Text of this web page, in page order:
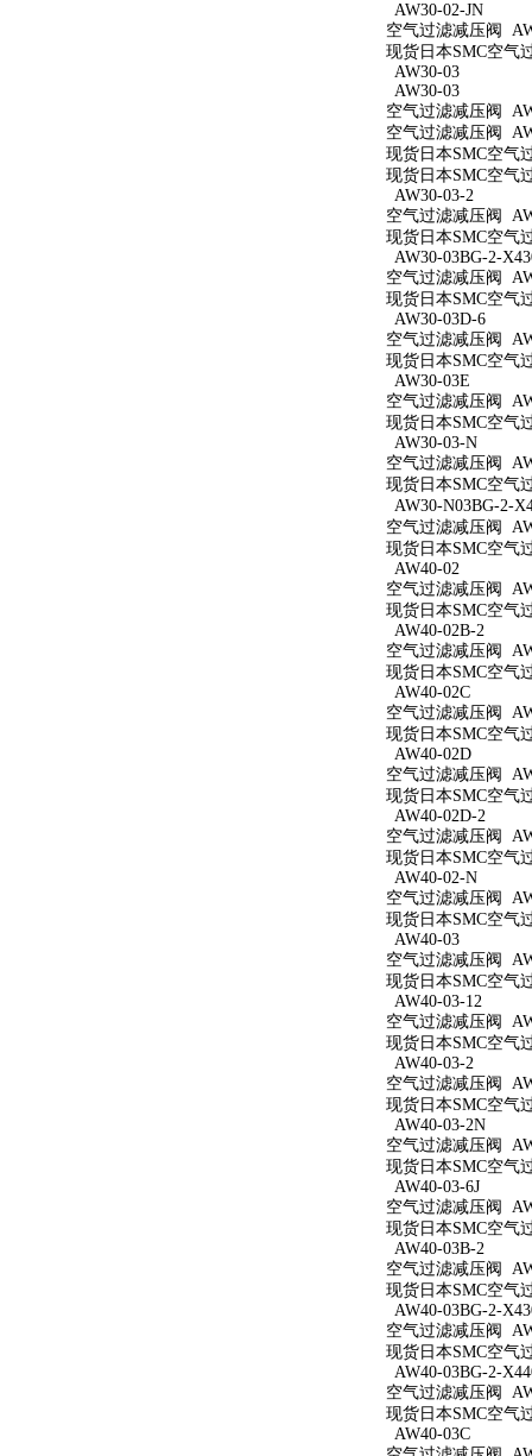
AW30-02-JN
空气过滤减压阀
现货日本SMC空气
AW30-03
AW30-03
空气过滤减压阀
空气过滤减压阀
现货日本SMC空气
现货日本SMC空气
AW30-03-2
空气过滤减压阀
现货日本SMC空气
AW30-03BG-2-
空气过滤减压阀
现货日本SMC空气
AW30-03D-6
空气过滤减压阀
现货日本SMC空气
AW30-03E
空气过滤减压阀
现货日本SMC空气
AW30-03-N
空气过滤减压阀
现货日本SMC空气
AW30-N03BG-2-
空气过滤减压阀
现货日本SMC空气
AW40-02
空气过滤减压阀
现货日本SMC空气
AW40-02B-2
空气过滤减压阀
现货日本SMC空气
AW40-02C
空气过滤减压阀
现货日本SMC空气
AW40-02D
空气过滤减压阀
现货日本SMC空气
AW40-02D-2
空气过滤减压阀
现货日本SMC空气
AW40-02-N
空气过滤减压阀
现货日本SMC空气
AW40-03
空气过滤减压阀
现货日本SMC空气
AW40-03-12
空气过滤减压阀
现货日本SMC空气
AW40-03-2
空气过滤减压阀
现货日本SMC空气
AW40-03-2N
空气过滤减压阀
现货日本SMC空气
AW40-03-6J
空气过滤减压阀
现货日本SMC空气
AW40-03B-2
空气过滤减压阀
现货日本SMC空气
AW40-03BG-2-
空气过滤减压阀
现货日本SMC空气
AW40-03BG-2-
空气过滤减压阀
现货日本SMC空气
AW40-03C